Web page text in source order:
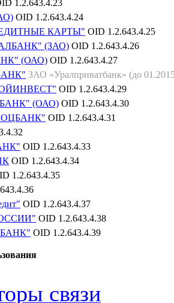
1.2.643.4.23
OID 1.2.643.4.24
КАРТЫ" OID 1.2.643.4.25
(ЗАО) OID 1.2.643.4.26
(ОАО) OID 1.2.643.4.27
ЗАО «Уралприватбанк» (до
OID 1.2.643.4.29
(ОАО) OID 1.2.643.4.30
OID 1.2.643.4.31
OID 1.2.643.4.33
OID 1.2.643.4.34
1.2.643.4.35
OID 1.2.643.4.37
OID 1.2.643.4.38
OID 1.2.643.4.39
связи